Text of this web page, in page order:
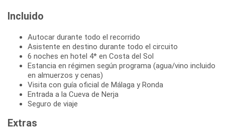
Incluido
Autocar durante todo el recorrido
Asistente en destino durante todo el circuito
6 noches en hotel 4* en Costa del Sol
Estancia en régimen según programa (agua/vino incluido
en almuerzos y cenas)
Visita con guía oficial de Málaga y Ronda
Entrada a la Cueva de Nerja
Seguro de viaje
Extras